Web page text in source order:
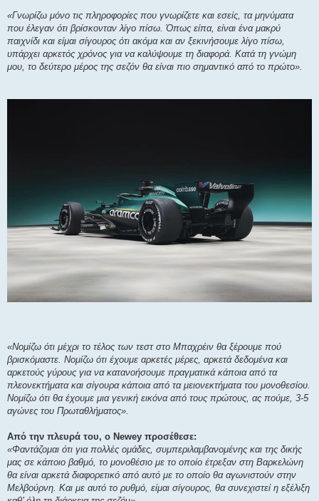
«Γνωρίζω μόνο τις πληροφορίες που γνωρίζετε και εσείς, τα μηνύματα
που έλεγαν ότι βρίσκονταν λίγο πίσω. Όπως είπα, είναι ένα μακρύ
παιχνίδι και είμαι σίγουρος ότι ακόμα και αν ξεκινήσουμε λίγο πίσω,
υπάρχει αρκετός χρόνος για να καλύψουμε τη διαφορά. Κατά τη γνώμη
μου, το δεύτερο μέρος της σεζόν θα είναι πιο σημαντικό από το πρώτο».
«Νομίζω ότι μέχρι το τέλος των τεστ στο Μπαχρέιν θα ξέρουμε πού
βρισκόμαστε. Νομίζω ότι έχουμε αρκετές μέρες, αρκετά δεδομένα και
αρκετούς γύρους για να κατανοήσουμε πραγματικά κάποια από τα
πλεονεκτήματα και σίγουρα κάποια από τα μειονεκτήματα του μονοθεσίου.
Νομίζω ότι θα έχουμε μια γενική εικόνα από τους πρώτους, ας πούμε, 3-5
αγώνες του Πρωταθλήματος».
Από την πλευρά του, ο Newey προσέθεσε:
«Φαντάζομαι ότι για πολλές ομάδες, συμπεριλαμβανομένης και της δικής
μας σε κάποιο βαθμό, το μονοθέσιο με το οποίο έτρεξαν στη Βαρκελώνη
θα είναι αρκετά διαφορετικό από αυτό με το οποίο θα αγωνιστούν στην
Μελβούρνη. Και με αυτό το ρυθμό, είμαι σίγουρος, θα συνεχιστεί η εξέλιξη